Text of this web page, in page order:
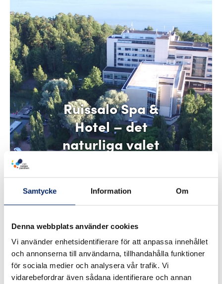
Samtycke Information Om
Denna webbplats använder cookies
Vi använder enhetsidentifierare för att anpassa innehållet
och annonserna till användarna, tillhandahålla funktioner
för sociala medier och analysera vår trafik. Vi
vidarebefordrar även sådana identifierare och annan
Ruissalo Spa &
Hotel – det
naturliga valet